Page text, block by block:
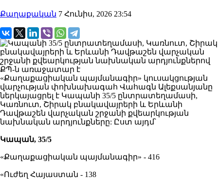
Քաղաքական 7 Հունիս, 2026 23:54
«Քաղաքացիական պայմանագիր» կուսակցության
վարչության փոխնախագահ Վահագն Ալեքսանյանը
ներկայացրել է Կապանի 35/5 ընտրատեղամասի,
Կառնուտ, Շիրակ բնակավայրերի և Երևանի
Դավթաշեն վարչական շրջանի քվեարկության
նախնական արդյունքները: Ըստ այդմ՝
Կապան, 35/5
«Քաղաքացիական պայմանագիր» - 416
«Ուժեղ Հայաստան - 138